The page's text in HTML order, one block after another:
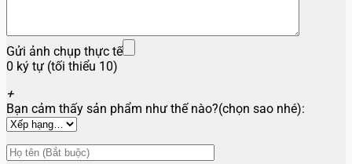
Gửi ảnh chụp thực tế
0 ký tự (tối thiểu 10)
+
Bạn cảm thấy sản phẩm như thế nào?(chọn sao nhé):